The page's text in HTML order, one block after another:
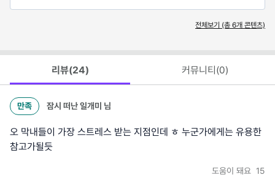
전체보기 (총 6개 콘텐츠)
리뷰(24) 커뮤니티(0)
만족 잠시 떠난 일개미 님
오 막내들이 가장 스트레스 받는 지점인데 ㅎ 누군가에게는 유용한
참고가될듯
도움이 돼요 15